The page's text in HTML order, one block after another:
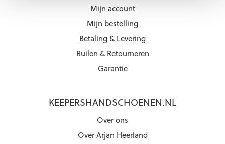
Mijn account
Mijn bestelling
Betaling & Levering
Ruilen & Retourneren
Garantie
KEEPERSHANDSCHOENEN.NL
Over ons
Over Arjan Heerland